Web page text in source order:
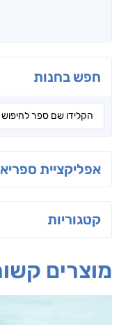
חפש בחנות
אפליקציית
קטגוריות
מוצרים